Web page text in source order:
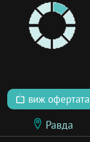
виж офертата
Равда